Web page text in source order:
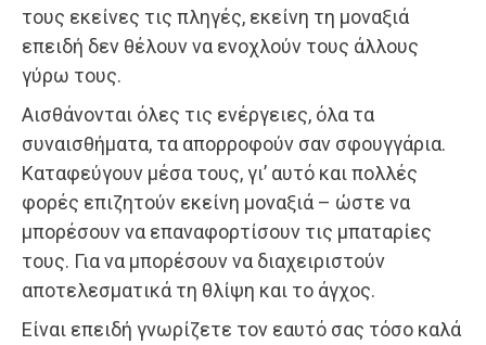
τους εκείνες τις πληγές, εκείνη τη μοναξιά
επειδή δεν θέλουν να ενοχλούν τους άλλους
γύρω τους.
Αισθάνονται όλες τις ενέργειες, όλα τα
συναισθήματα, τα απορροφούν σαν σφουγγάρια.
Καταφεύγουν μέσα τους, γι’ αυτό και πολλές
φορές επιζητούν εκείνη μοναξιά – ώστε να
μπορέσουν να επαναφορτίσουν τις μπαταρίες
τους. Για να μπορέσουν να διαχειριστούν
αποτελεσματικά τη θλίψη και το άγχος.
Είναι επειδή γνωρίζετε τον εαυτό σας τόσο καλά